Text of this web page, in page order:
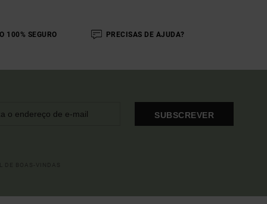
100% SEGURO PRECISAS DE AJUDA?
SUBSCREVER